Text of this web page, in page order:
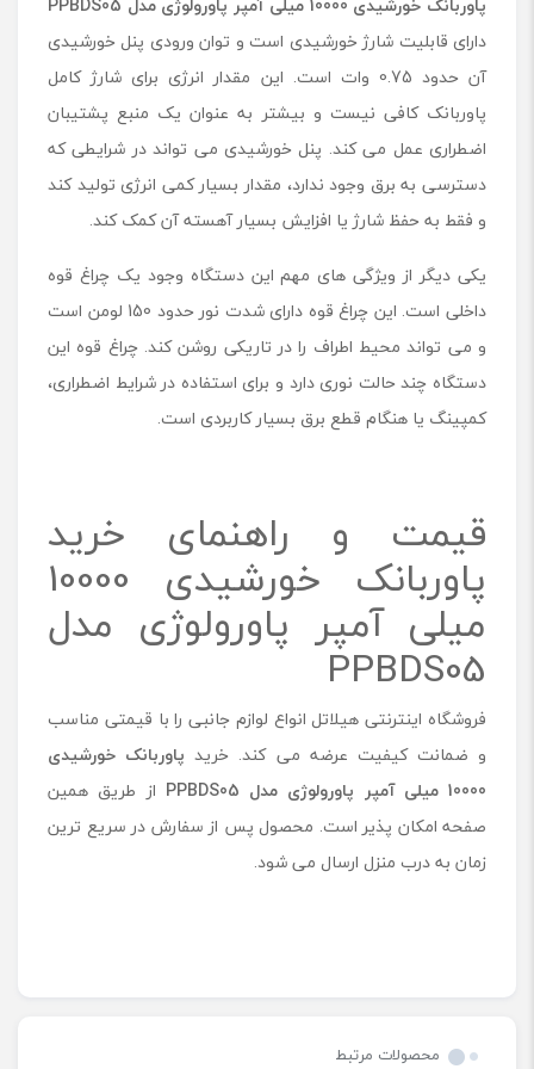
دارای قابلیت شارژ خورشیدی است و توان ورودی پنل خورشیدی
آن حدود 0.75 وات است. این مقدار انرژی برای شارژ کامل
پاوربانک کافی نیست و بیشتر به عنوان یک منبع پشتیبان
اضطراری عمل می کند. پنل خورشیدی می تواند در شرایطی که
دسترسی به برق وجود ندارد، مقدار بسیار کمی انرژی تولید کند
و فقط به حفظ شارژ یا افزایش بسیار آهسته آن کمک کند.
یکی دیگر از ویژگی های مهم این دستگاه وجود یک چراغ قوه
داخلی است. این چراغ قوه دارای شدت نور حدود 150 لومن است
و می تواند محیط اطراف را در تاریکی روشن کند. چراغ قوه این
دستگاه چند حالت نوری دارد و برای استفاده در شرایط اضطراری،
کمپینگ یا هنگام قطع برق بسیار کاربردی است.
قیمت و راهنمای خرید
پاوربانک خورشیدی 10000
میلی آمپر پاورولوژی مدل
PPBDS05
فروشگاه اینترنتی هیلاتل انواع لوازم جانبی را با قیمتی مناسب
و ضمانت کیفیت عرضه می کند. خرید پاوربانک خورشیدی
10000 میلی آمپر پاورولوژی مدل
PPBDS05 از طریق همین
صفحه امکان پذیر است. محصول پس از سفارش در سریع ترین
زمان به درب منزل ارسال می شود.
محصولات مرتبط